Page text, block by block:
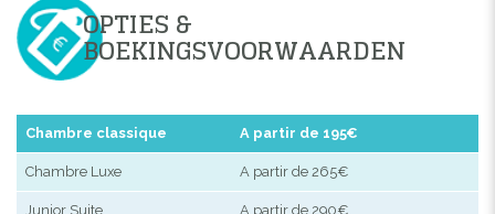
OPTIES &
BOEKINGSVOORWAARDEN
Chambre classique A partir de 195€
Chambre Luxe A partir de 265€
Junior Suite A partir de 290€